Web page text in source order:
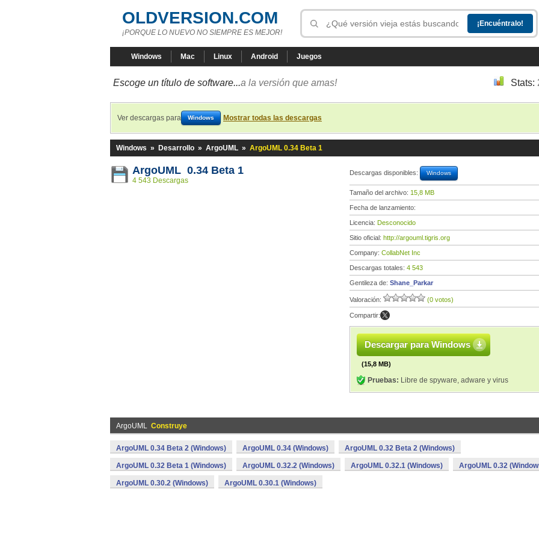
OLDVERSION.COM
¡PORQUE LO NUEVO NO SIEMPRE ES MEJOR!
Windows Mac Linux Android Juegos
Escoge un título de software...a la versión que amas! Stats:
Ver descargas para Windows Mostrar todas las descargas
Windows » Desarrollo » ArgoUML » ArgoUML 0.34 Beta 1
ArgoUML 0.34 Beta 1
4 543 Descargas
Descargas disponibles: Windows
Tamaño del archivo: 15,8 MB
Fecha de lanzamiento:
Licencia: Desconocido
Sitio oficial: http://argouml.tigris.org
Company: CollabNet Inc
Descargas totales: 4 543
Gentileza de: Shane_Parkar
Valoración: (0 votos)
Compartir:
Descargar para Windows
(15,8 MB)
Pruebas: Libre de spyware, adware y virus
ArgoUML Construye
ArgoUML 0.34 Beta 2 (Windows) ArgoUML 0.34 (Windows) ArgoUML 0.32 Beta 2 (Windows)
ArgoUML 0.32 Beta 1 (Windows) ArgoUML 0.32.2 (Windows) ArgoUML 0.32.1 (Windows) ArgoUML 0.32
ArgoUML 0.30.2 (Windows) ArgoUML 0.30.1 (Windows)